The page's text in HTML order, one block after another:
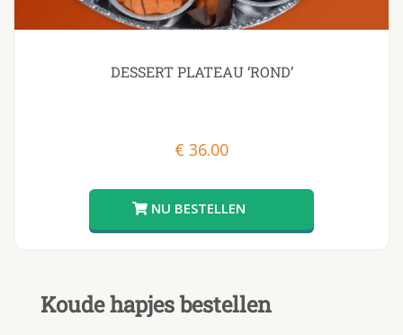
Koude hapjes bestellen
DESSERT PLATEAU ‘ROND’
€ 36.00